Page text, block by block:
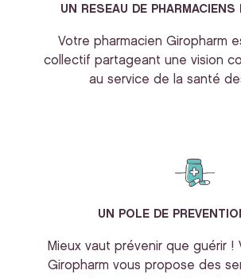
UN RESEAU DE PHARMACIENS
Votre pharmacien Giropharm
collectif partageant une vision
au service de la santé
UN POLE DE
Mieux vaut prévenir que guérir !
Giropharm vous propose des